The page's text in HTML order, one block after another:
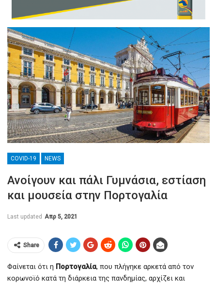
COVID-19 NEWS
Ανοίγουν και πάλι Γυμνάσια, εστίαση
και μουσεία στην Πορτογαλία
Last updated Απρ 5, 2021
Share
Φαίνεται ότι η Πορτογαλία, που πλήγηκε αρκετά από τον
κορωνοϊό κατά τη διάρκεια της πανδημίας, αρχίζει και